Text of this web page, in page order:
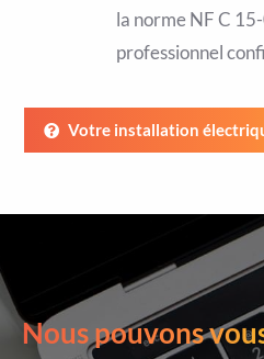
la norme NF C
professionnel
Votre installation
Nous pouvons